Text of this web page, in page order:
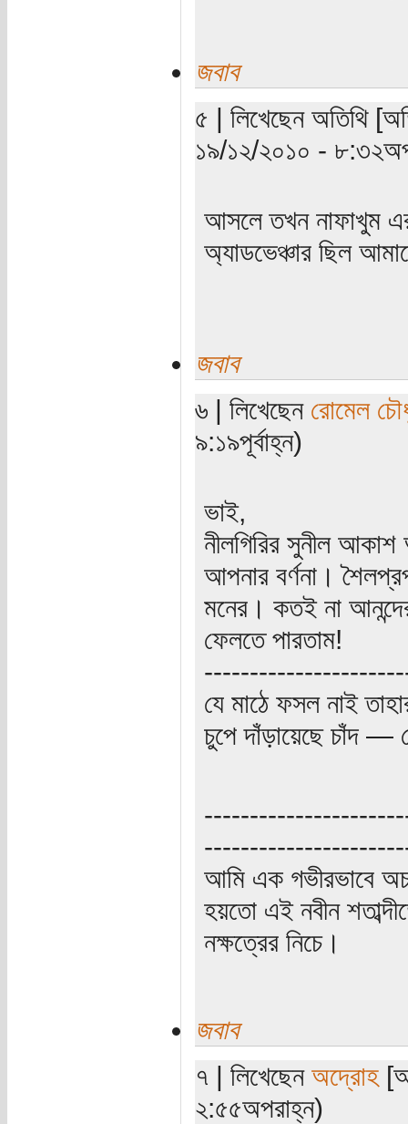
জবাব
৫ | লিখেছেন অতিথি
১৯/১২/২০১০ -
আসলে তখন নাফাখুম এর
অ্যাডভেঞ্চার ছিল
জবাব
৬ | লিখেছেন রোমেল
৯:১৯পূর্বাহ্ন)
ভাই,
নীলগিরির সুনীল
আপনার বর্ণনা।
মনের। কতই না
ফেলতে পারতাম!
যে মাঠে ফসল নাই
চুপে দাঁড়ায়েছে চাঁদ
আমি এক গভীরভাবে
হয়তো এই নবীন
নক্ষত্রের নিচে।
জবাব
৭ | লিখেছেন অদ্রোহ
২:৫৫অপরাহ্ন)